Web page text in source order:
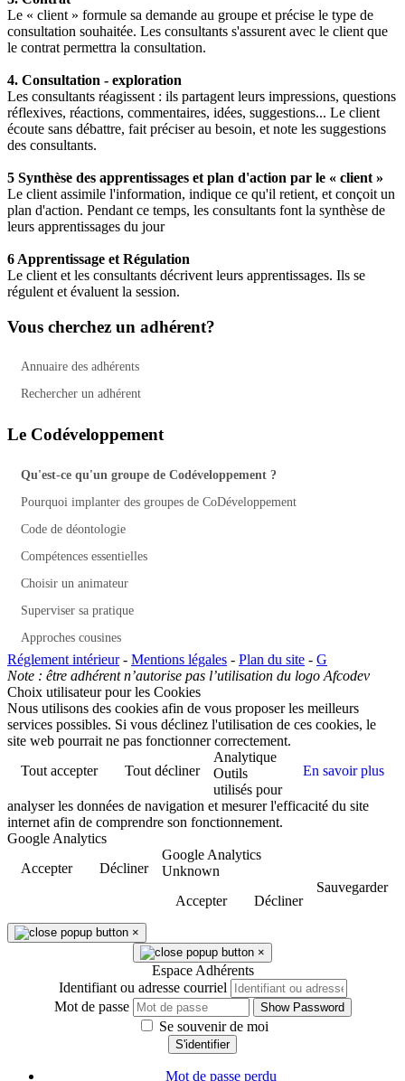
Le « client » formule sa demande au groupe et précise le type de
consultation souhaitée. Les consultants s'assurent avec le client que
le contrat permettra la consultation.
4. Consultation - exploration
Les consultants réagissent : ils partagent leurs impressions, questions
réflexives, réactions, commentaires, idées, suggestions... Le client
écoute sans débattre, fait préciser au besoin, et note les suggestions
des consultants.
5 Synthèse des apprentissages et plan d'action par le « client »
Le client assimile l'information, indique ce qu'il retient, et conçoit un
plan d'action. Pendant ce temps, les consultants font la synthèse de
leurs apprentissages du jour
6 Apprentissage et Régulation
Le client et les consultants décrivent leurs apprentissages. Ils se
régulent et évaluent la session.
Vous cherchez un adhérent?
Annuaire des adhérents
Rechercher un adhérent
Le Codéveloppement
Qu'est-ce qu'un groupe de Codéveloppement ?
Pourquoi implanter des groupes de CoDéveloppement
Code de déontologie
Compétences essentielles
Choisir un animateur
Superviser sa pratique
Approches cousines
Réglement intérieur- Mentions légales - Plan du site - G
Note : être adhérent n’autorise pas l’utilisation du logo Afcodev
Choix utilisateur pour les Cookies
Nous utilisons des cookies afin de vous proposer les meilleurs
services possibles. Si vous déclinez l'utilisation de ces cookies, le
site web pourrait ne pas fonctionner correctement.
Tout accepter
Tout décliner En savoir plus
Analytique
Outils
utilisés pour
analyser les données de navigation et mesurer l'efficacité du site
internet afin de comprendre son fonctionnement.
Google Analytics
Accepter
Décliner
Google Analytics
Unknown
Accepter
Décliner
Sauvegarder
×
×
Espace Adhérents
Identifiant ou adresse courriel
Mot de passe
Show Password
Se souvenir de moi
S'identifier
Mot de passe perdu